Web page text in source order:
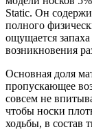
Static. Он
полного
ощущается
возникновения
Основная доля
пропускающее
совсем не
чтобы носки
ходьбы, в состав